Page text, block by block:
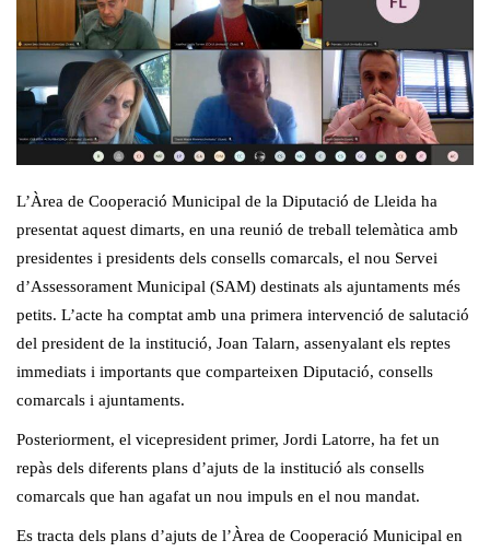
L’Àrea de Cooperació Municipal de la Diputació de Lleida ha
presentat aquest dimarts, en una reunió de treball telemàtica amb
presidentes i presidents dels consells comarcals, el nou Servei
d’Assessorament Municipal (SAM) destinats als ajuntaments més
petits. L’acte ha comptat amb una primera intervenció de salutació
del president de la institució, Joan Talarn, assenyalant els reptes
immediats i importants que comparteixen Diputació, consells
comarcals i ajuntaments.
Posteriorment, el vicepresident primer, Jordi Latorre, ha fet un
repàs dels diferents plans d’ajuts de la institució als consells
comarcals que han agafat un nou impuls en el nou mandat.
Es tracta dels plans d’ajuts de l’Àrea de Cooperació Municipal en